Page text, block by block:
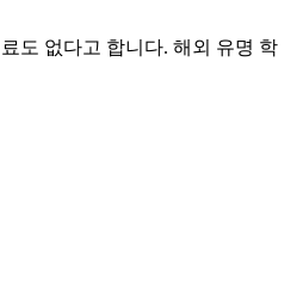
도 없다고 합니다. 해외 유명 학